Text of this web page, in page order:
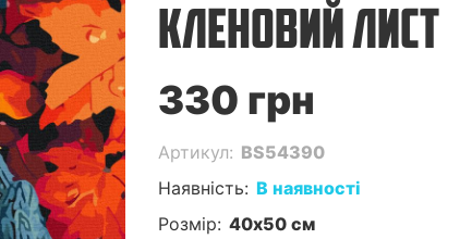
КЛЕНОВИЙ ЛИСТ
330 грн
Артикул: BS54390
Наявність: В наявності
Розмір: 40x50 см